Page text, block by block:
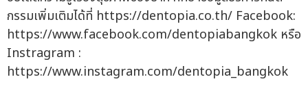
กรรมเพิ่มเติมได้ที่ https://dentopia.co.th/ Facebook:
https://www.facebook.com/dentopiabangkok หรือ
Instragram :
https://www.instagram.com/dentopia_bangkok